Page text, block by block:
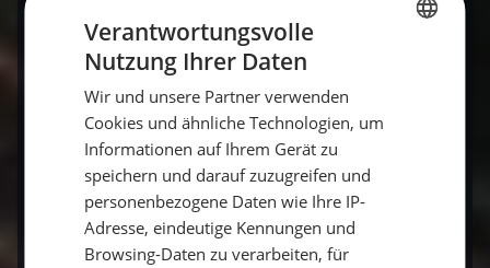
Fazit: Die Balearen per Segelboot
entdecken
Die Balearen sind ein wahres Juwel im
Mittelmeer. Jede Insel hat ihre eigene
Persönlichkeit und bietet eine Vielfalt an
Aktivitäten und Sehenswürdigkeiten. Egal, ob
du einen Segelurlaub planst, die Kultur der
Verantwortungsvolle
Nutzung Ihrer Daten
Wir und unsere Partner verwenden
Cookies und ähnliche Technologien, um
Informationen auf Ihrem Gerät zu
speichern und darauf zuzugreifen und
personenbezogene Daten wie Ihre IP-
Adresse, eindeutige Kennungen und
Browsing-Daten zu verarbeiten, für